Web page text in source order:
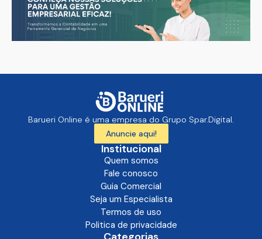
Barueri Online é uma empresa do Grupo Spar.Digital.
Anuncie aqui!
Institucional
Quem somos
Fale conosco
Guia Comercial
Seja um Especialista
Termos de uso
Politica de privacidade